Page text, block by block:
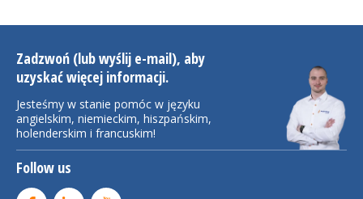
Zadzwoń (lub wyślij e-mail), aby
uzyskać więcej informacji.
Jesteśmy w stanie pomóc w języku
angielskim, niemieckim, hiszpańskim,
holenderskim i francuskim!
Follow us